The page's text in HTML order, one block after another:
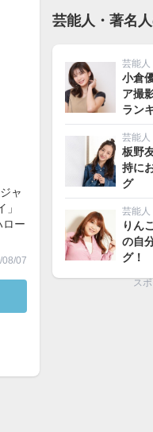
ャ
ロー
08/07
芸能人・著名
芸能人
小倉
ア撮
ラン
芸能人
板野
持に
グ
芸能人
りん
の自
グ！
ス